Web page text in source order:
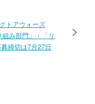
トアウォーズ
み部門」・「リ
締切は7月27日